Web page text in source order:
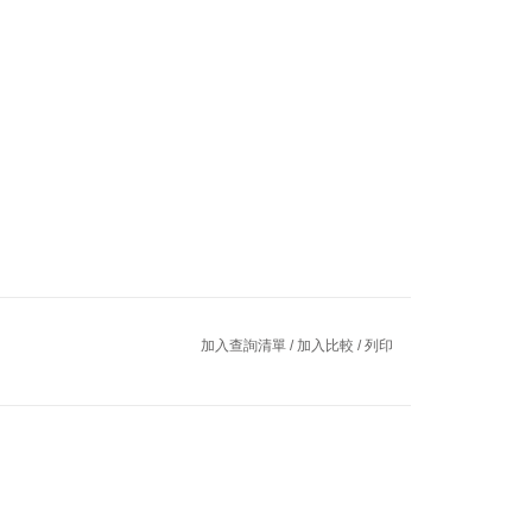
加入查詢清單 / 加入比較 /列印